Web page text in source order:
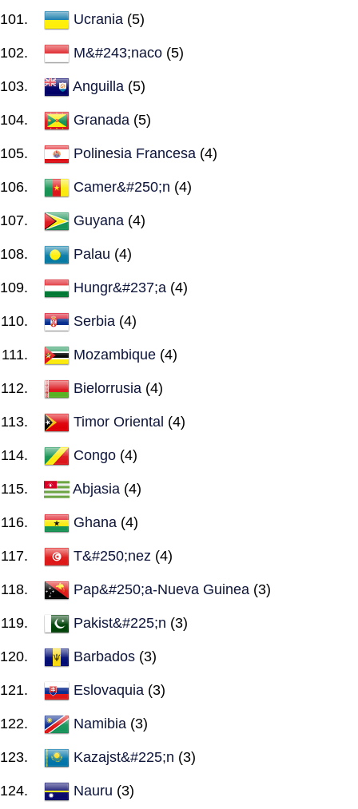
Ucrania (5)
M&#243;naco (5)
Anguilla (5)
Granada (5)
Polinesia Francesa (4)
Camer&#250;n (4)
Guyana (4)
Palau (4)
Hungr&#237;a (4)
Serbia (4)
Mozambique (4)
Bielorrusia (4)
Timor Oriental (4)
Congo (4)
Abjasia (4)
Ghana (4)
T&#250;nez (4)
Pap&#250;a-Nueva Guinea (3)
Pakist&#225;n (3)
Barbados (3)
Eslovaquia (3)
Namibia (3)
Kazajst&#225;n (3)
Nauru (3)